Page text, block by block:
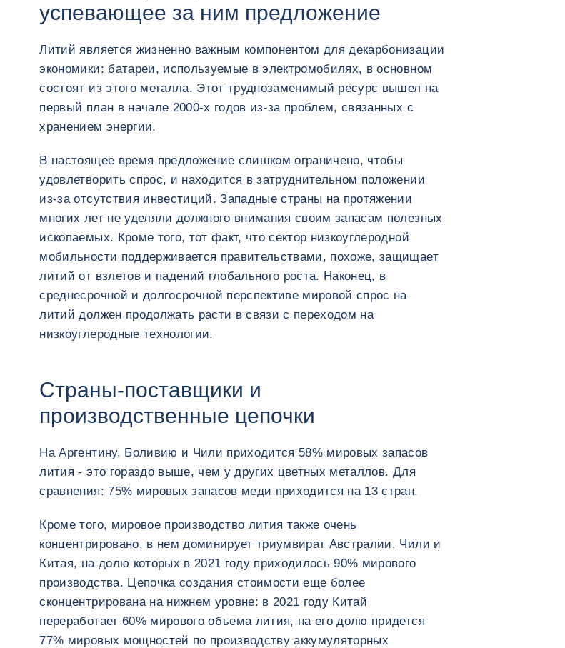
успевающее за ним предложение
Литий является жизненно важным компонентом для декарбонизации
экономики: батареи, используемые в электромобилях, в основном
состоят из этого металла. Этот труднозаменимый ресурс вышел на
первый план в начале 2000-х годов из-за проблем, связанных с
хранением энергии.
В настоящее время предложение слишком ограничено, чтобы
удовлетворить спрос, и находится в затруднительном положении
из-за отсутствия инвестиций. Западные страны на протяжении
многих лет не уделяли должного внимания своим запасам полезных
ископаемых. Кроме того, тот факт, что сектор низкоуглеродной
мобильности поддерживается правительствами, похоже, защищает
литий от взлетов и падений глобального роста. Наконец, в
среднесрочной и долгосрочной перспективе мировой спрос на
литий должен продолжать расти в связи с переходом на
низкоуглеродные технологии.
Страны-поставщики и
производственные цепочки
На Аргентину, Боливию и Чили приходится 58% мировых запасов
лития - это гораздо выше, чем у других цветных металлов. Для
сравнения: 75% мировых запасов меди приходится на 13 стран.
Кроме того, мировое производство лития также очень
концентрировано, в нем доминирует триумвират Австралии, Чили и
Китая, на долю которых в 2021 году приходилось 90% мирового
производства. Цепочка создания стоимости еще более
сконцентрирована на нижнем уровне: в 2021 году Китай
переработает 60% мирового объема лития, на его долю придется
77% мировых мощностей по производству аккумуляторных